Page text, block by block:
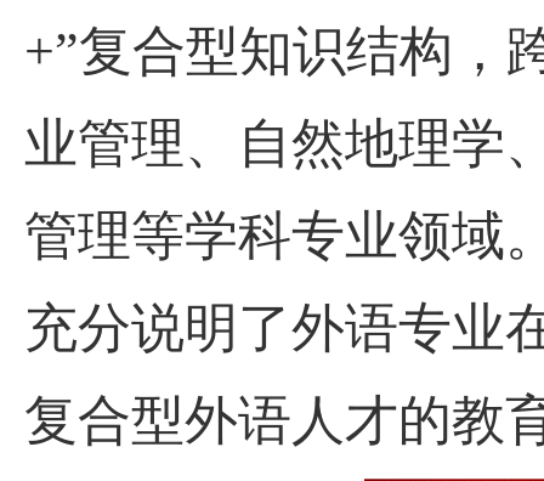
+”复合型知识结构，
业管理、自然地理学
管理等学科专业领域
充分说明了外语专业
复合型外语人才的教